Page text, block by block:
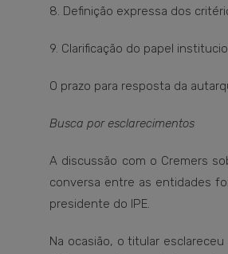
8. Definição expressa dos
9. Clarificação do papel
O prazo para resposta da
Busca por esclarecimentos
A discussão com o Cremers
conversa entre as entidades
presidente do IPE.
Na ocasião, o titular